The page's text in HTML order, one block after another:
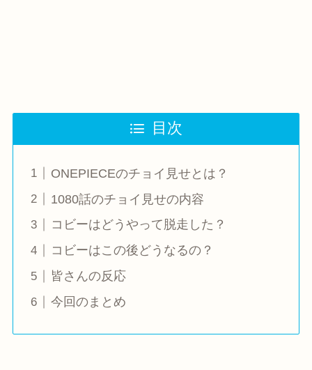
目次
ONEPIECEのチョイ見せとは？
1080話のチョイ見せの内容
コビーはどうやって脱走した？
コビーはこの後どうなるの？
皆さんの反応
今回のまとめ